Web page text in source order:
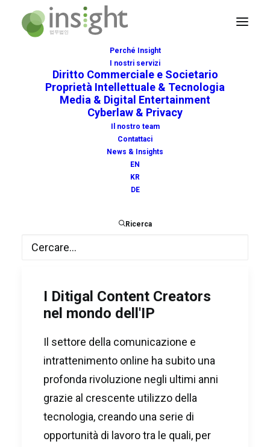
Perché Insight
I nostri servizi
Diritto Commerciale e Societario
Proprietà Intellettuale & Tecnologia
Media & Digital Entertainment
Cyberlaw & Privacy
Il nostro team
Contattaci
News & Insights
EN
KR
DE
Ricerca
ronaldo
I Ditigal Content Creators
nel mondo dell'IP
Il settore della comunicazione e
intrattenimento online ha subito una
profonda rivoluzione negli ultimi anni
grazie al crescente utilizzo della
tecnologia, creando una serie di
opportunità di lavoro tra le quali, per